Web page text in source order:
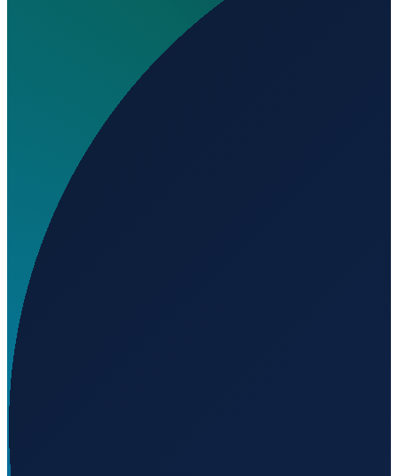
Wo liegt Adams Heliport?
Auf welcher Höhe liegt Adams Heliport?
Wird geladen...